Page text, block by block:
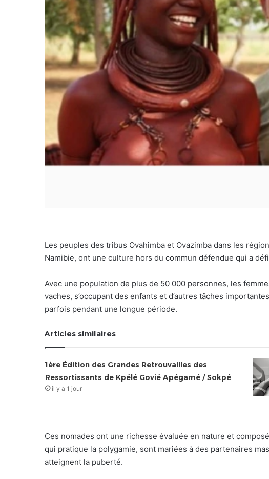
Les peuples des tribus Ovahimba et Ovazimba dans les
Namibie, ont une culture hors du commun défendue qui a
Avec une population de plus de 50 000 personnes, les
vaches, s’occupant des enfants et d’autres tâches
parfois pendant une longue période.
Articles similaires
1ère Édition des Grandes Retrouvailles des
Ressortissants de Kpélé Govié Apégamé / Sokpé
il y a 1 jour
Ces nomades ont une richesse évaluée en nature et
qui pratique la polygamie, sont mariées à des partenaires
atteignent la puberté.